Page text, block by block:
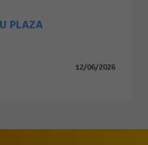
PLAZA
12/06/2026